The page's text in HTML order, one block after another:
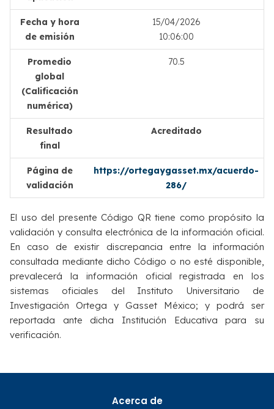
Fecha y hora
de emisión
15/04/2026
10:06:00
Promedio
global
(Calificación
numérica)
70.5
Resultado
final
Acreditado
Página de
validación
https://ortegaygasset.mx/acuerdo-
286/
El uso del presente Código QR tiene como propósito la
validación y consulta electrónica de la información oficial.
En caso de existir discrepancia entre la información
consultada mediante dicho Código o no esté disponible,
prevalecerá la información oficial registrada en los
sistemas oficiales del Instituto Universitario de
Investigación Ortega y Gasset México; y podrá ser
reportada ante dicha Institución Educativa para su
verificación.
Acerca de